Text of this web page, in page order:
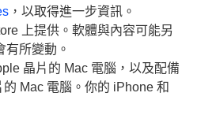
，以取得進一步資訊。
提供。軟體與內容可能另
有所變動。
片的 Mac 電腦，以及配備
Mac 電腦。你的 iPhone 和